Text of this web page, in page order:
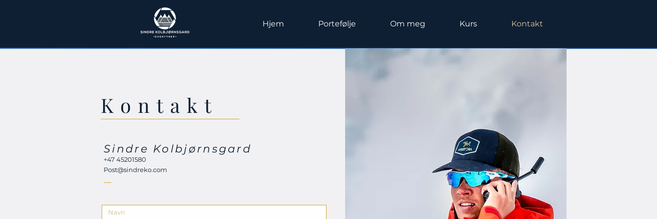
Hjem Portefølje Om meg Kurs Kontakt
Kontakt
Sindre Kolbjørnsgard
+47 45201580
Post@sindreko.com